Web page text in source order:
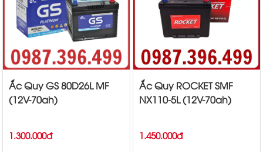
Ắc Quy GS 80D26L MF
(12V-70ah)
1.300.000đ
Ắc Quy ROCKET SMF
NX110-5L (12V-70ah)
1.450.000đ